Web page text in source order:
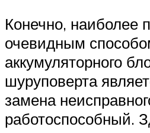
Конечно, наиболее
очевидным
аккумуляторного
шуруповерта
замена
работоспособный.